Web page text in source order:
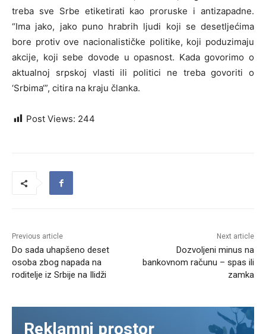
treba sve Srbe etiketirati kao proruske i antizapadne.
“Ima jako, jako puno hrabrih ljudi koji se desetljećima
bore protiv ove nacionalističke politike, koji poduzimaju
akcije, koji sebe dovode u opasnost. Kada govorimo o
aktualnoj srpskoj vlasti ili politici ne treba govoriti o
‘Srbima‘”, citira na kraju članka.
Post Views: 244
Previous article
Do sada uhapšeno deset
osoba zbog napada na
roditelje iz Srbije na Ilidži
Next article
Dozvoljeni minus na
bankovnom računu – spas ili
zamka
Reklamni prostor